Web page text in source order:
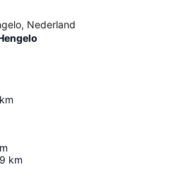
Nederland
km
km